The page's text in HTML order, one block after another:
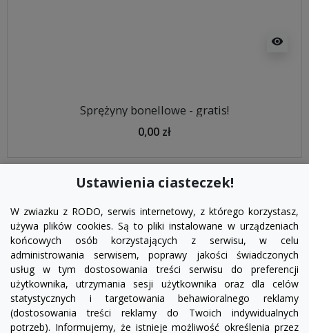
visibility
Sprężyny bonellowe - gratis!
0,00 zł
Ustawienia ciasteczek!
W zwiazku z RODO, serwis internetowy, z którego korzystasz,
używa plików cookies. Są to pliki instalowane w urządzeniach
końcowych osób korzystających z serwisu, w celu
administrowania serwisem, poprawy jakości świadczonych
usług w tym dostosowania treści serwisu do preferencji
użytkownika, utrzymania sesji użytkownika oraz dla celów
statystycznych i targetowania behawioralnego reklamy
(dostosowania treści reklamy do Twoich indywidualnych
potrzeb). Informujemy, że istnieje możliwość określenia przez